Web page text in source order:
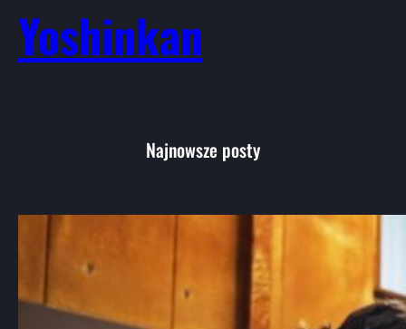
Yoshinkan
Najnowsze posty
Aikido: Wprowadzenie do japońskiej
sztuki walki i jej filozofii
Aikido, choć mniej znane niż karate czy
judo, jest jedną…